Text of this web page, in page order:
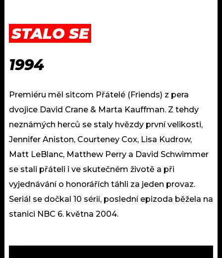
STALO SE
1994
Premiéru měl sitcom Přátelé (Friends) z pera
dvojice David Crane & Marta Kauffman. Z tehdy
neznámých herců se staly hvězdy první velikosti,
Jennifer Aniston, Courteney Cox, Lisa Kudrow,
Matt LeBlanc, Matthew Perry a David Schwimmer
se stali přáteli i ve skutečném životě a při
vyjednávání o honorářích táhli za jeden provaz.
Seriál se dočkal 10 sérií, poslední epizoda běžela na
stanici NBC 6. května 2004.